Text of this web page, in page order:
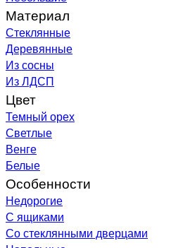
Материал
Стеклянные
Деревянные
Из сосны
Из ЛДСП
Цвет
Темный орех
Светлые
Венге
Белые
Особенности
Недорогие
С ящиками
Со стеклянными дверцами